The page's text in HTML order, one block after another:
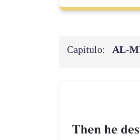
Capítulo:
Then he